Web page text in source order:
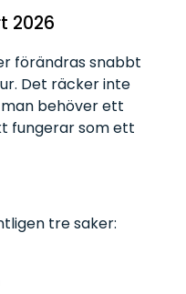
2026
förändras snabbt
Det räcker inte
behöver ett
fungerar som ett
tre saker: